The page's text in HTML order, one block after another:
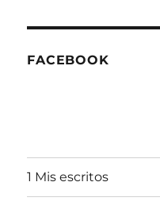
FACEBOOK
1 Mis escritos